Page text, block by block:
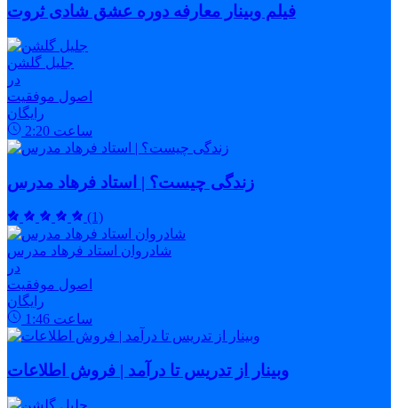
فیلم وبینار معارفه دوره عشق شادی ثروت
جلیل گلشن
در
اصول موفقیت
رایگان
2:20 ساعت
زندگی چیست؟ | استاد فرهاد مدرس
(1)
شادروان استاد فرهاد مدرس
در
اصول موفقیت
رایگان
1:46 ساعت
وبینار از تدریس تا درآمد | فروش اطلاعات